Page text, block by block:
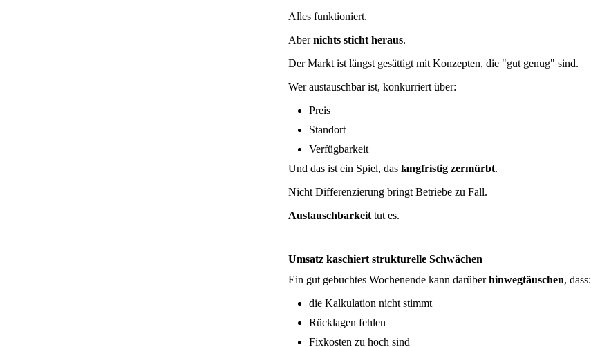
Alles funktioniert.
Abernichts sticht heraus.
Der Markt ist längst gesättigt mit Konzepten, die "gut genug" sind.
Wer austauschbar ist, konkurriert über:
Preis
Standort
Verfügbarkeit
Und das ist ein Spiel, das langfristig zermürbt.
Nicht Differenzierung bringt Betriebe zu Fall.
Austauschbarkeit tut es.
Umsatz kaschiert strukturelle Schwächen
Ein gut gebuchtes Wochenende kann darüberhinwegtäuschen, dass:
die Kalkulation nicht stimmt
Rücklagen fehlen
Fixkosten zu hoch sind